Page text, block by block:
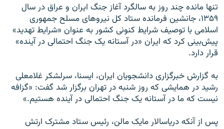
تنها مانده چند روز به سالگرد آغاز جنگ ایران و عراق در سال
۱۳۵۹، جانشین فرمانده ستاد کل نیروهای مسلح جمهوری
اسلامی با توصیف شرایط کنونی کشور به عنوان «شرایط تهدید»
پیش‌بینی کرد که ایران «در آستانه یک جنگ احتمالی در آینده»
قرار دارد.
به گزارش خبرگزاری دانشجویان ایران، ایسنا، سرلشکر غلامعلی
رشید در همایشی که روز شنبه در تهران برگزار شد گفت: «گزافه
نیست که ما در آستانه یک جنگ احتمالی در آینده هستیم.»
پس از آنکه دریاسالار مایک مالن، رئیس ستاد مشترک ارتش